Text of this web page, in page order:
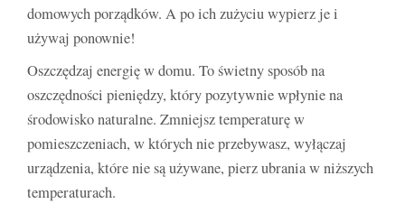
domowych porządków. A po ich zużyciu wypierz je i
używaj ponownie!
Oszczędzaj energię w domu. To świetny sposób na
oszczędności pieniędzy, który pozytywnie wpłynie na
środowisko naturalne. Zmniejsz temperaturę w
pomieszczeniach, w których nie przebywasz, wyłączaj
urządzenia, które nie są używane, pierz ubrania w niższych
temperaturach.